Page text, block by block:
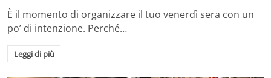
È il momento di organizzare il tuo venerdì sera con un
po’ di intenzione. Perché…
Leggi di più